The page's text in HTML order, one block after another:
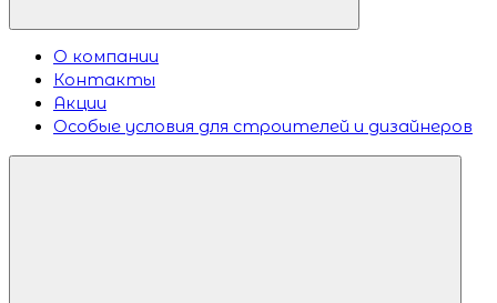
О компании
Контакты
Акции
Особые условия для строителей и дизайнеров